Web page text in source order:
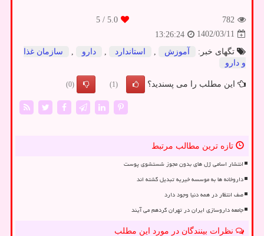
782
5.0
/ 5
1402/03/11
13:26:24
تگهای خبر:
آموزش استاندارد دارو
سازمان غذا
و دارو
این مطلب را می پسندید؟ (1)
(0)
تازه ترین مطالب مرتبط
انتشار اسامی ژل های بدون مجوز شستشوی پوست
داروخانه ها به موسسه خیریه تبدیل گشته اند
صف انتظار در همه دنیا وجود دارد
جامعه داروسازی ایران در تهران گردهم می آیند
نظرات بینندگان در مورد این مطلب